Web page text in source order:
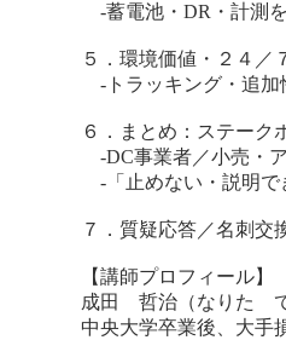
-蓄電池・DR・計測
５．環境価値・２４／
-トラッキング・追加
６．まとめ：ステーク
-DC事業者／小売・
-「止めない・説明で
７．質疑応答／名刺交
【講師プロフィール】
成田 哲治（なりた
中央大学卒業後、大手